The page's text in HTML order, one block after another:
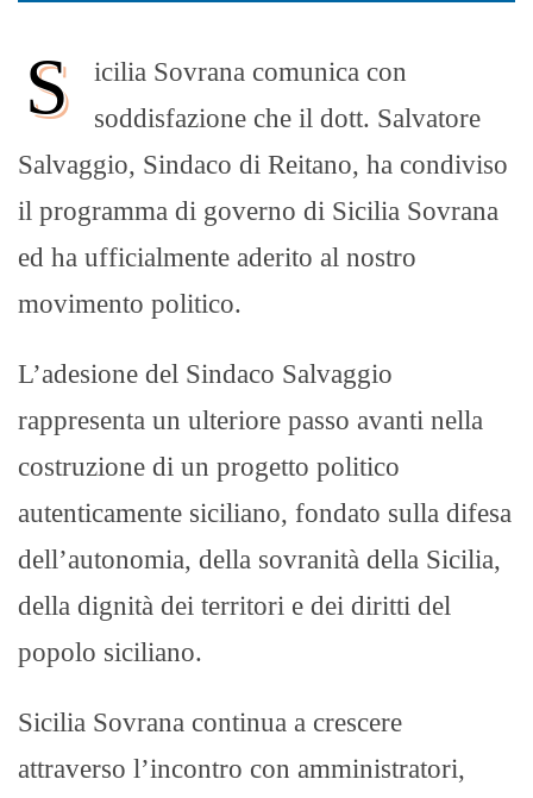
S
icilia Sovrana comunica con
soddisfazione che il dott. Salvatore
Salvaggio, Sindaco di Reitano, ha condiviso
il programma di governo di Sicilia Sovrana
ed ha ufficialmente aderito al nostro
movimento politico.
L’adesione del Sindaco Salvaggio
rappresenta un ulteriore passo avanti nella
costruzione di un progetto politico
autenticamente siciliano, fondato sulla difesa
dell’autonomia, della sovranità della Sicilia,
della dignità dei territori e dei diritti del
popolo siciliano.
Sicilia Sovrana continua a crescere
attraverso l’incontro con amministratori,